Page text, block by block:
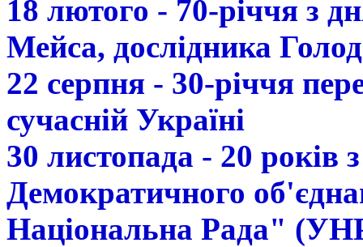
18 лютого - 70-річчя з
Мейса, дослідника
22 серпня - 30-річчя
сучасній Україні
30 листопада - 20 років
Демократичного
Національна Рада"